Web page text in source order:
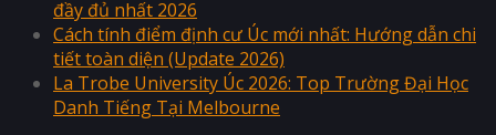
đầy đủ nhất 2026
Cách tính điểm định cư Úc mới nhất: Hướng dẫn chi
tiết toàn diện (Update 2026)
La Trobe University Úc 2026: Top Trường Đại Học
Danh Tiếng Tại Melbourne